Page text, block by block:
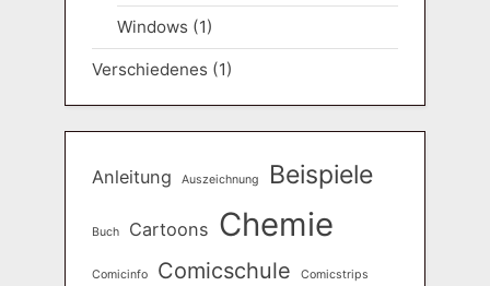
Windows (1)
Verschiedenes (1)
Anleitung Auszeichnung Beispiele
Buch Cartoons Chemie
Comicinfo Comicschule Comicstrips